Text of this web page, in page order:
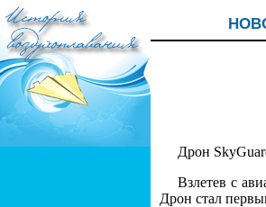
Дрон
Взлетев с
Дрон стал